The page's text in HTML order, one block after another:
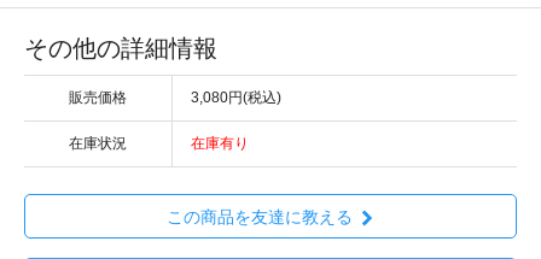
その他の詳細情報
販売価格 3,080円(税込)
在庫状況 在庫有り
この商品を友達に教える